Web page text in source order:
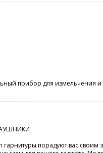
прибор для измельчения
порадуют вас